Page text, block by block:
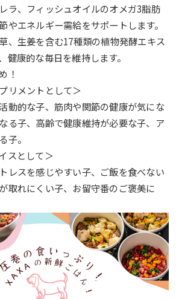
ラ、 フィッシュオイルのオメガ3脂肪
やエネルギー需給をサポートします。
、 生姜を含む17種類の植物発酵エキス
健康的な毎日を維持します。
！
リメントとして＞
動的な子、筋肉や関節の健康が気にな
る子、高齢で健康維持が必要な子、
ア
子。
スとして＞
レスを感じやすい子、ご飯を食べない
取れにくい子、お留守番のご褒美に